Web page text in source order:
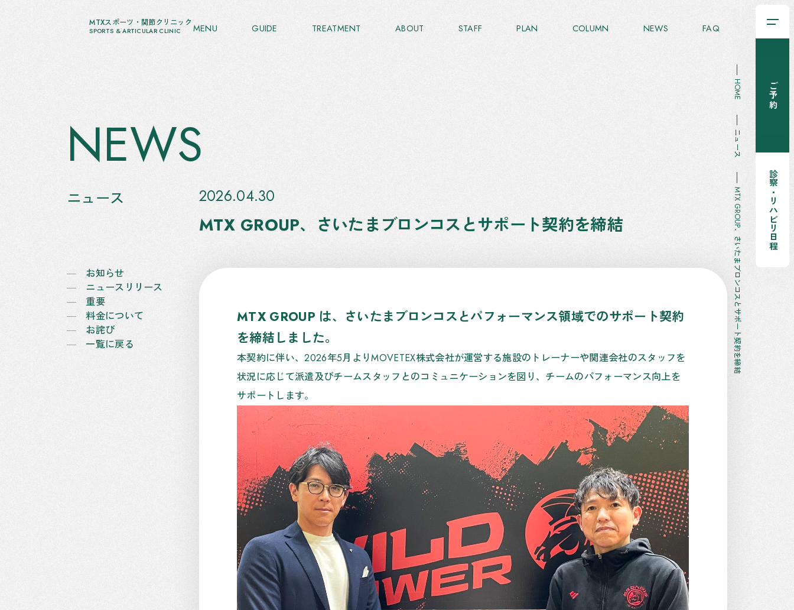
MTXスポーツ・関節クリニック
SPORTS & ARTICULAR CLINIC MENU GUIDE TREATMENT ABOUT STAFF PLAN COLUMN NEWS FAQ
ご予約
診察・リハビリ日程
HOME
ニュース
MTX GROUP、さいたまブロンコスとサポート契約を締結
NEWS
ニュース 2026.04.30
MTX GROUP、さいたまブロンコスとサポート契約を締結
MTX GROUP は、さいたまブロンコスとパフォーマンス領域でのサポート契約
を締結しました。
本契約に伴い、2026年5月よりMOVETEX株式会社が運営する施設のトレーナーや関連会社のスタッフを
状況に応じて派遣及びチームスタッフとのコミュニケーションを図り、チームのパフォーマンス向上を
サポートします。
お知らせ
ニュースリリース
重要
料金について
お詫び
一覧に戻る